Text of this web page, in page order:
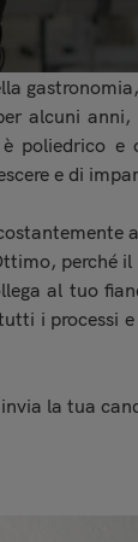
alcuni
poliedrico e
e di
perché
al tuo
i processi
la tua